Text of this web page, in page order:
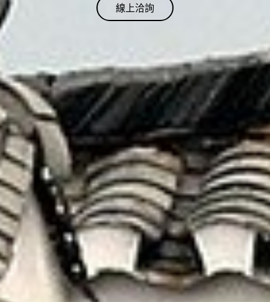
藉由這一切更加認識 — 原來自己也有不曾見到的
另一面！
就讓我們為您安排最美好的假期
線上洽詢